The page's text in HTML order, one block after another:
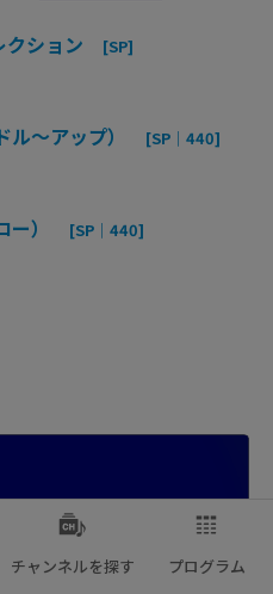
クション
[SP]
ル～アップ）
[SP｜440]
ー）
[SP｜440]
チャンネルを探す プログラム